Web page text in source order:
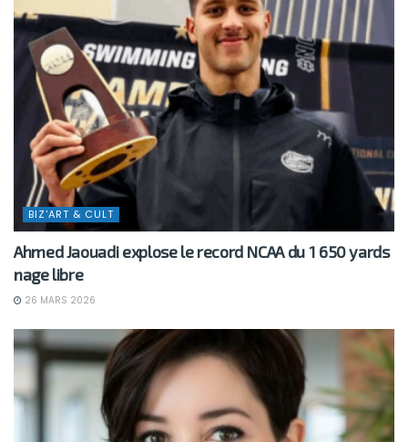
BIZ'ART & CULT
Ahmed Jaouadi explose le record NCAA du 1 650 yards
nage libre
26 MARS 2026